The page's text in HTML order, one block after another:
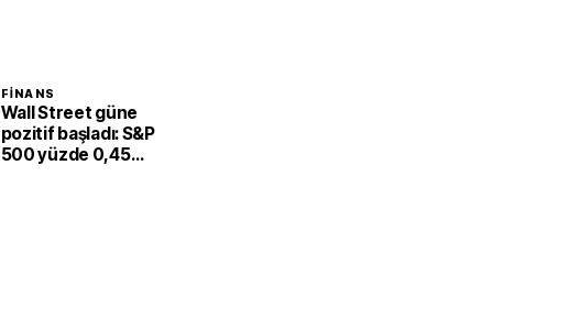
FINANS
Wall Street güne
pozitif başladı: S&P
500 yüzde 0,45